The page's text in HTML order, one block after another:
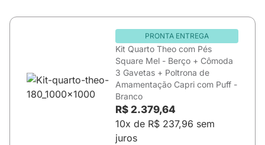
PRONTA ENTREGA
Kit Quarto Theo com Pés
Square Mel - Berço + Cômoda
3 Gavetas + Poltrona de
Amamentação Capri com Puff -
Branco
R$ 2.379,64
10x de R$ 237,96 sem
juros